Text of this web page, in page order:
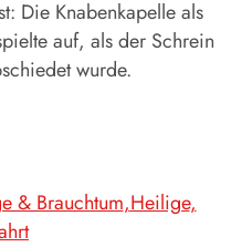
Die Knabenkapelle als
auf, als der Schrein
wurde.
& Brauchtum Heilige